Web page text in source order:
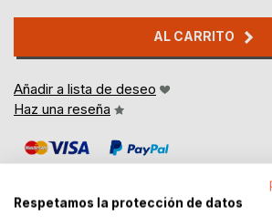
AL CARRITO
Añadir a lista de deseo
Haz una reseña
Respetamos la protección de datos